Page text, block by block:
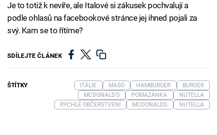
Je to totiž k nevíře, ale Italové si zákusek pochvalují a
podle ohlasů na facebookové stránce jej ihned pojali za
svý. Kam se to řítíme?
SDÍLEJTE ČLÁNEK
ŠTÍTKY ITÁLIE MASO HAMBURGER
BURGER
MCDONALD'S
POMAZÁNKA
NUTELLA
RYCHLÉ OBČERSTVENÍ
MCDONALDS NUTELLA